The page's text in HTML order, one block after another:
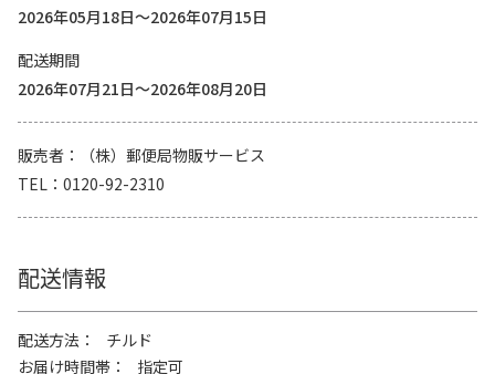
2026年05月18日～2026年07月15日
配送期間
2026年07月21日～2026年08月20日
販売者
（株）郵便局物販サービス
TEL
0120-92-2310
配送情報
配送方法
チルド
お届け時間帯
指定可